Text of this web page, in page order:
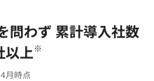
わず 累計導⼊社数
上※
月時点